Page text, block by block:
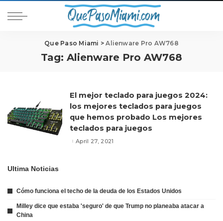
Que Paso Miami >Alienware Pro AW768
Tag: Alienware Pro AW768
El mejor teclado para juegos 2024:
los mejores teclados para juegos
que hemos probado Los mejores
teclados para juegos
April 27, 2021
Ultima Noticias
Cómo funciona el techo de la deuda de los Estados Unidos
Milley dice que estaba 'seguro' de que Trump no planeaba atacar a
China